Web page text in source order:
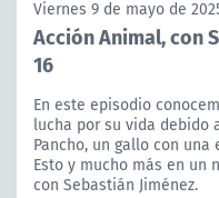
Viernes 9 de mayo de
Acción Animal, con
16
En este episodio
lucha por su vida debido
Pancho, un gallo con
Esto y mucho más en un
con Sebastián Jiménez.